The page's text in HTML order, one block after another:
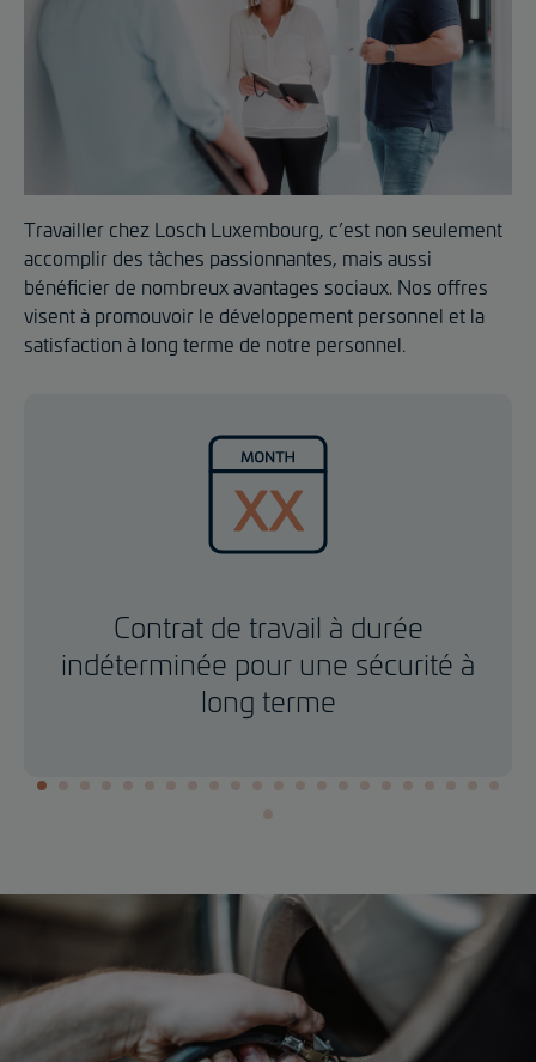
Travailler chez Losch Luxembourg, c’est non seulement
accomplir des tâches passionnantes, mais aussi
bénéficier de nombreux avantages sociaux. Nos offres
visent à promouvoir le développement personnel et la
satisfaction à long terme de notre personnel.
Contrat de travail à durée
indéterminée pour une sécurité à
long terme